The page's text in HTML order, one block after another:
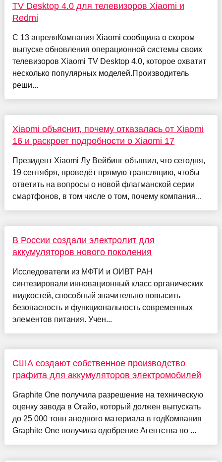
TV Desktop 4.0 для телевизоров Xiaomi и
Redmi
С 13 апреляКомпания Xiaomi сообщила о скором
выпуске обновления операционной системы своих
телевизоров Xiaomi TV Desktop 4.0, которое охватит
несколько популярных моделей.Производитель
реши...
Xiaomi объяснит, почему отказалась от Xiaomi
16 и раскроет подробности о Xiaomi 17
Президент Xiaomi Лу Вейбинг объявил, что сегодня,
19 сентября, проведёт прямую трансляцию, чтобы
ответить на вопросы о новой флагманской серии
смартфонов, в том числе о том, почему компания...
В России создали электролит для
аккумуляторов нового поколения
Исследователи из МФТИ и ОИВТ РАН
синтезировали инновационный класс органических
жидкостей, способный значительно повысить
безопасность и функциональность современных
элементов питания. Учен...
США создают собственное производство
графита для аккумуляторов электромобилей
Graphite One получила разрешение на техническую
оценку завода в Огайо, который должен выпускать
до 25 000 тонн анодного материала в годКомпания
Graphite One получила одобрение Агентства по ...